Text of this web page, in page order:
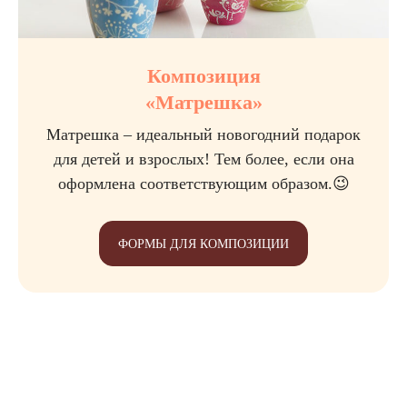
Композиция
«Матрешка»
Матрешка – идеальный новогодний подарок
для детей и взрослых! Тем более, если она
оформлена соответствующим образом.😉
ФОРМЫ ДЛЯ КОМПОЗИЦИИ